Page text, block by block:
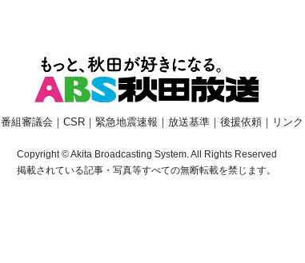
番組審議会 ｜ CSR｜ 緊急地震速報 ｜ 放送基準｜ 後援依頼｜ リンク
Copyright © Akita Broadcasting System. All Rights Reserved
掲載されている記事・写真等すべての無断転載を禁じます。